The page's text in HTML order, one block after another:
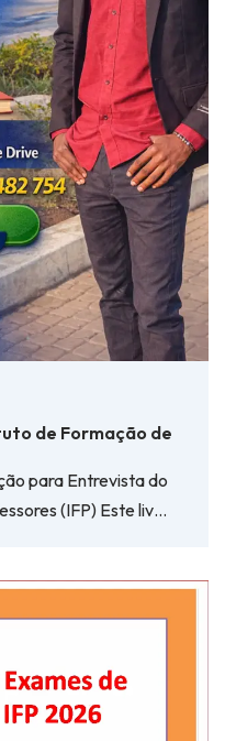
de Formação de
para Entrevista do
(IFP) Este liv…